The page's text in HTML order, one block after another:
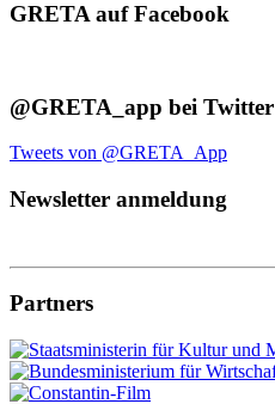
GRETA auf Facebook
@GRETA_app bei Twitter
Tweets von @GRETA_App
Newsletter anmeldung
Partners